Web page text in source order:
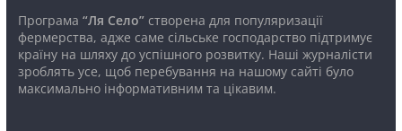
Програма “Ля Село”створена для популяризації
фермерства, адже саме сільське господарство підтримує
країну на шляху до успішного розвитку. Наші журналісти
зроблять усе, щоб перебування на нашому сайті було
максимально інформативним та цікавим.